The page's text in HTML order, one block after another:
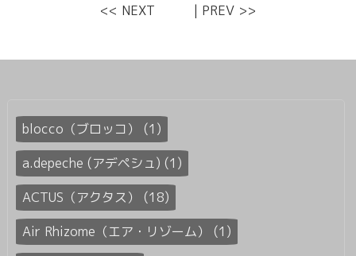
<< NEXT | PREV >>
blocco（ブロッコ） (1)
a.depeche (アデペシュ) (1)
ACTUS（アクタス） (18)
Air Rhizome（エア・リゾーム） (1)